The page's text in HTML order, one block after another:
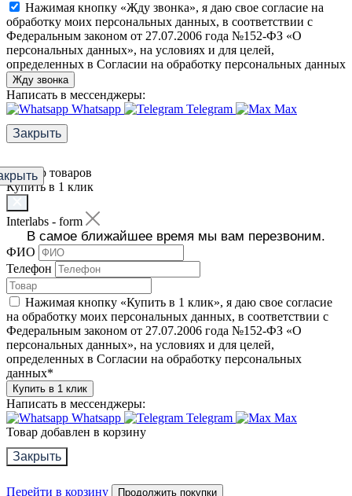
Нажимая кнопку «Жду звонка», я даю свое согласие на
обработку моих персональных данных, в соответствии с
Федеральным законом от 27.07.2006 года №152-ФЗ «О
персональных данных», на условиях и для целей,
определенных в Согласии на обработку персональных данных
Жду звонка
Написать в мессенджеры:
Whatsapp
Telegram
Max
Закрыть
Фильтр товаров
Купить в 1 клик
Interlabs - form
В самое ближайшее время мы вам перезвоним.
ФИО
Телефон
Нажимая кнопку «Купить в 1 клик», я даю свое согласие
на обработку моих персональных данных, в соответствии с
Федеральным законом от 27.07.2006 года №152-ФЗ «О
персональных данных», на условиях и для целей,
определенных в Согласии на обработку персональных
данных*
Купить в 1 клик
Написать в мессенджеры:
Whatsapp
Telegram
Max
Товар добавлен в корзину
Закрыть
Перейти в корзину Продолжить покупки